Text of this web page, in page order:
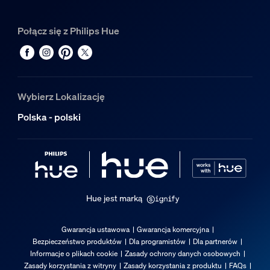
Połącz się z Philips Hue
Wybierz Lokalizację
Polska - polski
Hue jest marką
Gwarancja ustawowa
Gwarancja komercyjna
Bezpieczeństwo produktów
Dla programistów
Dla partnerów
Informacje o plikach cookie
Zasady ochrony danych osobowych
Zasady korzystania z witryny
Zasady korzystania z produktu FAQs